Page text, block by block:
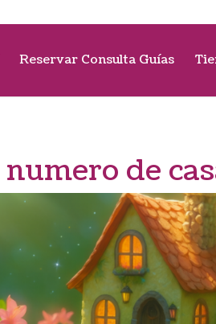
Reservar Consulta Guías
numero de